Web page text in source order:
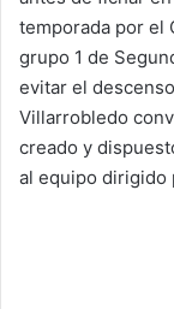
temporada por el
grupo 1 de
evitar el
Villarrobledo
creado y
al equipo dirigido